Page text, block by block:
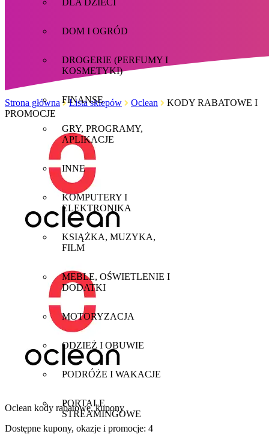
DLA DZIECI
DOM I OGRÓD
DROGERIE (PERFUMY I
KOSMETYKI)
FINANSE
GRY, PROGRAMY,
APLIKACJE
INNE
KOMPUTERY I
ELEKTRONIKA
KSIĄŻKA, MUZYKA,
FILM
MEBLE, OŚWIETLENIE I
DODATKI
MOTORYZACJA
ODZIEŻ I OBUWIE
PODRÓŻE I WAKACJE
PORTALE
STREAMINGOWE
Strona główna Lista sklepów Oclean
KODY RABATOWE I
PROMOCJE
Oclean kody rabatowe, kupony
Dostępne kupony, okazje i promocje: 4